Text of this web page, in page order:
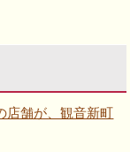
店舗が、観音新町